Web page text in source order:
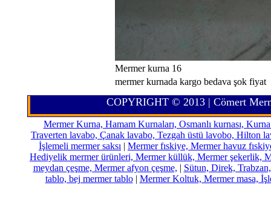
Mermer kurna 16
mermer kurnada kargo bedava şok fiyat
COPYRIGHT © 2013 | Cömert
Mermer Kurna, Hamam Kurnaları, Osmanlı kurnası,
Traverten lavabo, Çanak lavabo, Tezgah üstü lavobo, Hilton
İşlemeli mermer saksı | Mermer fıskiye, Mermer havuz
Hediyelik mermer ürünleri, Mermer küllük, Mermer şekerlik,
meydan çeşme, Mermer afyon çeşme, | Sütun, Direk, Trabzan,
tablo, bej mermer tablo| Mermer Koltuk, Mermer masa,